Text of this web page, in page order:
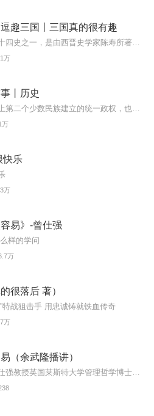
趣三国丨三国真的很有趣
万
丨历史
万
快乐
万
容易》-曾仕强
样的学问
万
很落后 著）
特战狙击手 用忠诚铸就铁血传奇
万
（余武隆播讲）